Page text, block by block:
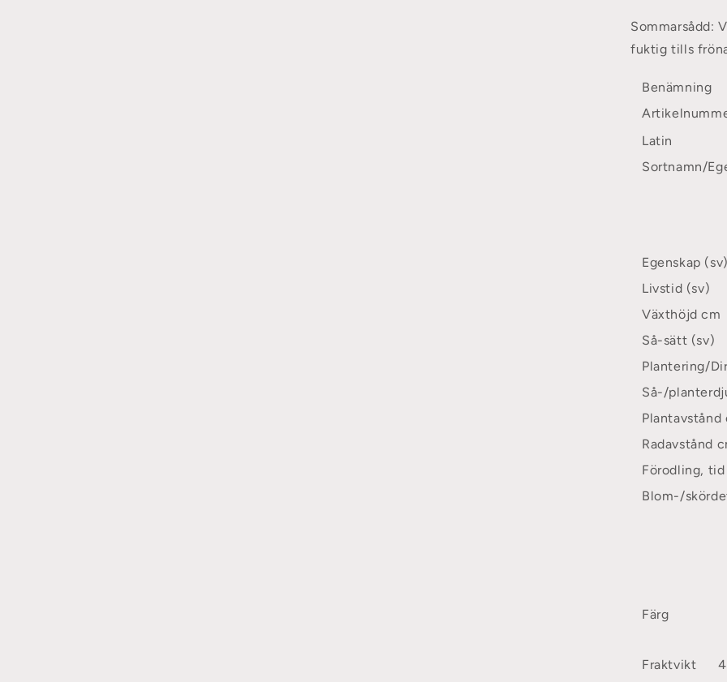
Sommarsådd:
fuktig tills
Benämning
Latin
Sortnamn/
Egenskap
Livstid (sv)
Växthöjd cm
Så-sätt (sv)
Plantering/
Så-/
Plantavstånd
Radavstånd
Förodling, tid
Blom-/
Färg
Fraktvikt